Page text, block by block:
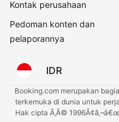
Kontak perusahaan
Pedoman konten dan
pelaporannya
IDR
Booking.com merupakan
terkemuka di dunia untuk
Hak cipta Ã‚Â©